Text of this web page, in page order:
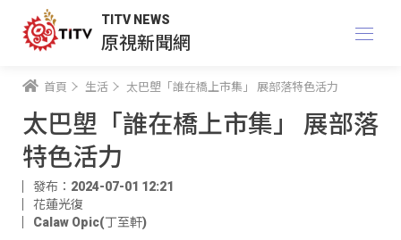
TITV NEWS
原視新聞網
首頁 生活 太巴塱「誰在橋上市集」 展部落特色活力
太巴塱「誰在橋上市集」 展部落
特色活力
發布：2024-07-01 12:21
花蓮光復
Calaw Opic(丁至軒)